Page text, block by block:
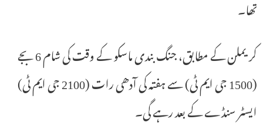
تھا۔
کریملن کے مطابق، جنگ بندی ماسکو کے وقت کی شام 6 بجے
(1500 جی ایم ٹی) سے ہفتہ کی آدھی رات (2100 جی ایم ٹی)
ایسٹر سنڈے کے بعد رہے گی۔